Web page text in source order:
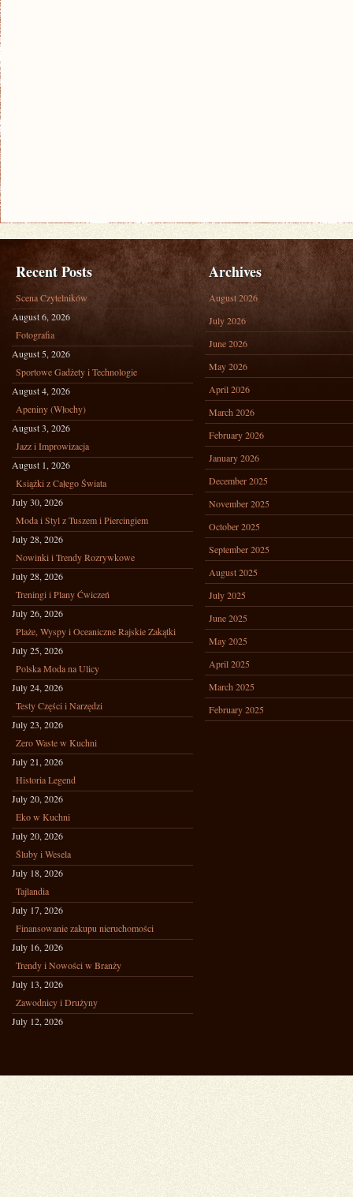
Recent Posts
Scena Czytelników
August 6, 2026
Fotografia
August 5, 2026
Sportowe Gadżety i Technologie
August 4, 2026
Apeniny (Włochy)
August 3, 2026
Jazz i Improwizacja
August 1, 2026
Książki z Całego Świata
July 30, 2026
Moda i Styl z Tuszem i Piercingiem
July 28, 2026
Nowinki i Trendy Rozrywkowe
July 28, 2026
Treningi i Plany Ćwiczeń
July 26, 2026
Plaże, Wyspy i Oceaniczne Rajskie Zakątki
July 25, 2026
Polska Moda na Ulicy
July 24, 2026
Testy Części i Narzędzi
July 23, 2026
Zero Waste w Kuchni
July 21, 2026
Historia Legend
July 20, 2026
Eko w Kuchni
July 20, 2026
Śluby i Wesela
July 18, 2026
Tajlandia
July 17, 2026
Finansowanie zakupu nieruchomości
July 16, 2026
Trendy i Nowości w Branży
July 13, 2026
Zawodnicy i Drużyny
July 12, 2026
Archives
August 2026
July 2026
June 2026
May 2026
April 2026
March 2026
February 2026
January 2026
December 2025
November 2025
October 2025
September 2025
August 2025
July 2025
June 2025
May 2025
April 2025
March 2025
February 2025